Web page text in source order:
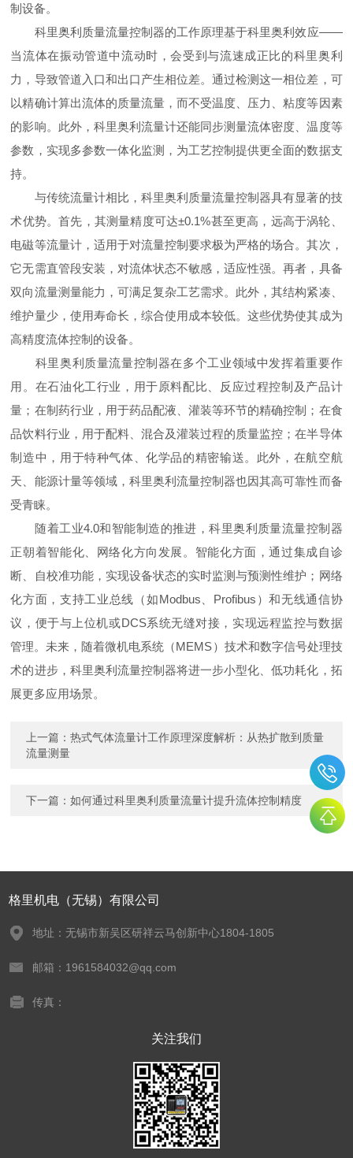
制设备。
科里奥利质量流量控制器的工作原理基于科里奥利效应——
当流体在振动管道中流动时，会受到与流速成正比的科里奥利
力，导致管道入口和出口产生相位差。通过检测这一相位差，可
以精确计算出流体的质量流量，而不受温度、压力、粘度等因素
的影响。此外，科里奥利流量计还能同步测量流体密度、温度等
参数，实现多参数一体化监测，为工艺控制提供更全面的数据支
持。
与传统流量计相比，科里奥利质量流量控制器具有显著的技
术优势。首先，其测量精度可达±0.1%甚至更高，远高于涡轮、
电磁等流量计，适用于对流量控制要求极为严格的场合。其次，
它无需直管段安装，对流体状态不敏感，适应性强。再者，具备
双向流量测量能力，可满足复杂工艺需求。此外，其结构紧凑、
维护量少，使用寿命长，综合使用成本较低。这些优势使其成为
高精度流体控制的设备。
科里奥利质量流量控制器在多个工业领域中发挥着重要作
用。在石油化工行业，用于原料配比、反应过程控制及产品计
量；在制药行业，用于药品配液、灌装等环节的精确控制；在食
品饮料行业，用于配料、混合及灌装过程的质量监控；在半导体
制造中，用于特种气体、化学品的精密输送。此外，在航空航
天、能源计量等领域，科里奥利流量控制器也因其高可靠性而备
受青睐。
随着工业4.0和智能制造的推进，科里奥利质量流量控制器
正朝着智能化、网络化方向发展。智能化方面，通过集成自诊
断、自校准功能，实现设备状态的实时监测与预测性维护；网络
化方面，支持工业总线（如Modbus、Profibus）和无线通信协
议，便于与上位机或DCS系统无缝对接，实现远程监控与数据
管理。未来，随着微机电系统（MEMS）技术和数字信号处理技
术的进步，科里奥利流量控制器将进一步小型化、低功耗化，拓
展更多应用场景。
上一篇：热式气体流量计工作原理深度解析：从热扩散到质量
流量测量
下一篇：如何通过科里奥利质量流量计提升流体控制精度
格里机电（无锡）有限公司
地址：无锡市新吴区研祥云马创新中心1804-1805
邮箱：1961584032@qq.com
传真：
关注我们